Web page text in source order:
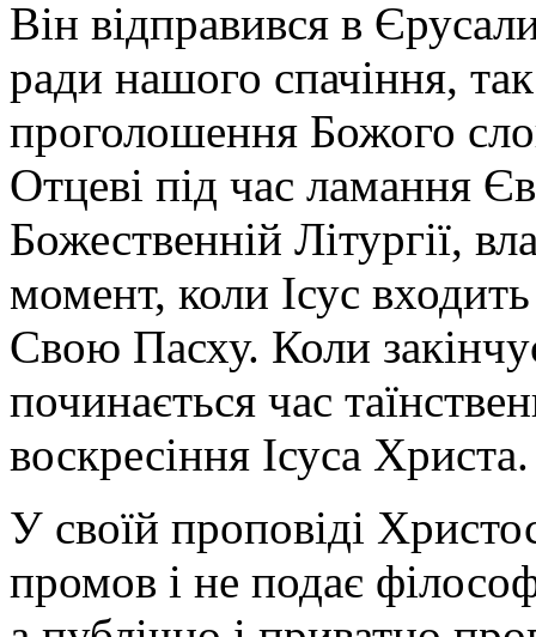
Він відправився в
ради нашого спачіння, так
проголошення Божого
Отцеві під час ламання
Божественній Літургії,
момент, коли Ісус
Свою Пасху. Коли
починається час
воскресіння Ісуса Христа.
У своїй проповіді
промов і не подає